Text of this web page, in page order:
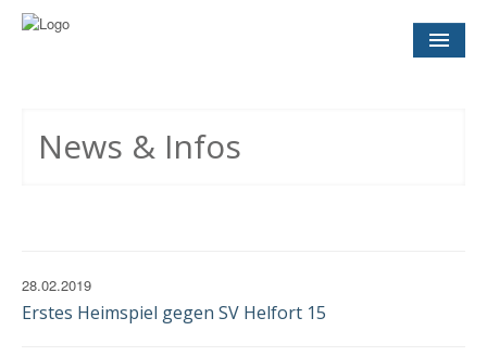
News & Infos
28.02.2019
Erstes Heimspiel gegen SV Helfort 15